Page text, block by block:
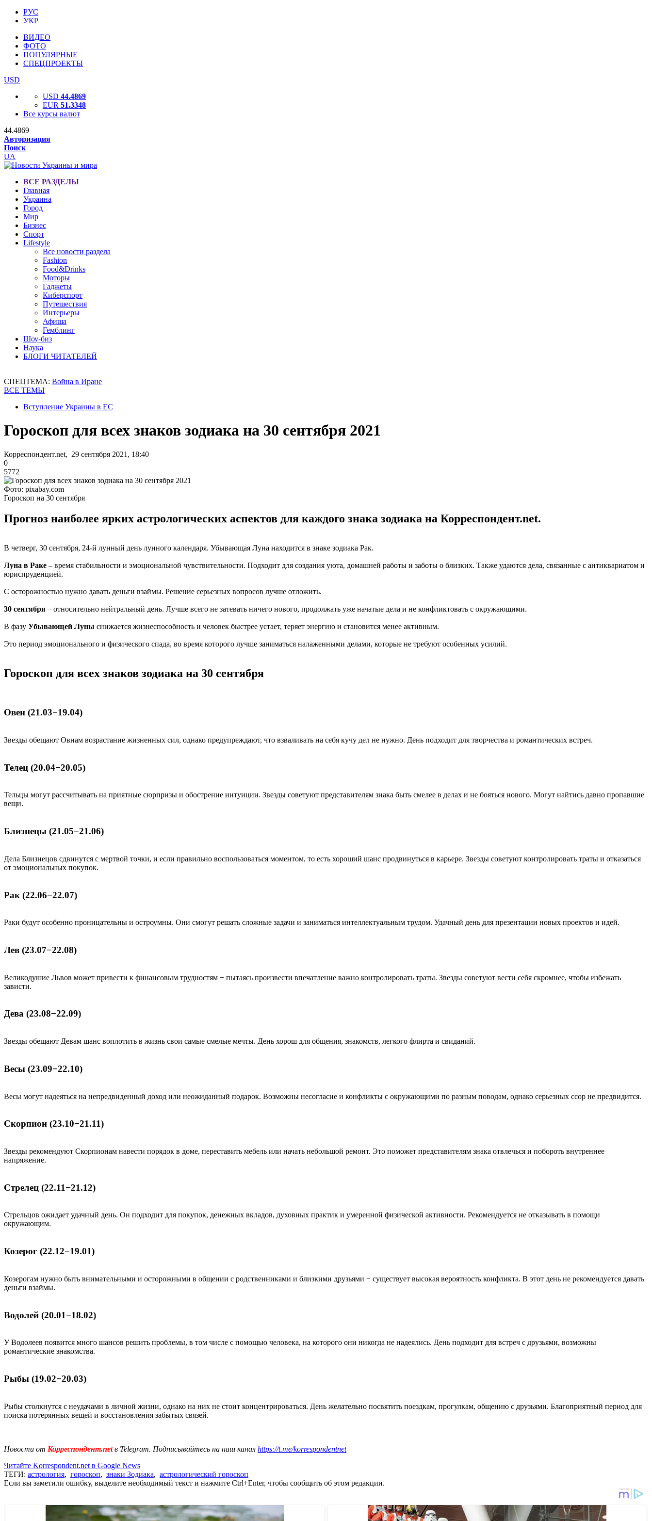
РУС
УКР
ВИДЕО
ФОТО
ПОПУЛЯРНЫЕ
СПЕЦПРОЕКТЫ
USD
USD 44.4869
EUR 51.3348
Все курсы валют
44.4869
Авторизация
Поиск
UA
ВСЕ РАЗДЕЛЫ
Главная
Украина
Город
Мир
Бизнес
Спорт
Lifestyle
Все новости раздела
Fashion
Food&Drinks
Моторы
Гаджеты
Киберспорт
Путешествия
Интерьеры
Афиша
Гемблинг
Шоу-биз
Наука
БЛОГИ ЧИТАТЕЛЕЙ
СПЕЦТЕМА: Война в Иране
ВСЕ ТЕМЫ
Вступление Украины в ЕС
Гороскоп для всех знаков зодиака на 30 сентября 2021
Корреспондент.net, 29 сентября 2021, 18:40
0
5772
Фото: pixabay.com
Гороскоп на 30 сентября
Прогноз наиболее ярких астрологических аспектов для каждого знака зодиака на Корреспондент.net.
В четверг, 30 сентября, 24-й лунный день лунного календаря. Убывающая Луна находится в знаке зодиака Рак.
Луна в Раке – время стабильности и эмоциональной чувствительности. Подходит для создания уюта, домашней работы и заботы о близких. Также удаются дела, связанные с антиквариатом и
юриспруденцией.
С осторожностью нужно давать деньги взаймы. Решение серьезных вопросов лучше отложить.
30 сентября – относительно нейтральный день. Лучше всего не затевать ничего нового, продолжать уже начатые дела и не конфликтовать с окружающими.
В фазу Убывающей Луны снижается жизнеспособность и человек быстрее устает, теряет энергию и становится менее активным.
Это период эмоционального и физического спада, во время которого лучше заниматься налаженными делами, которые не требуют особенных усилий.
Гороскоп для всех знаков зодиака на 30 сентября
Овен (21.03−19.04)
Звезды обещают Овнам возрастание жизненных сил, однако предупреждают, что взваливать на себя кучу дел не нужно. День подходит для творчества и романтических встреч.
Телец (20.04−20.05)
Тельцы могут рассчитывать на приятные сюрпризы и обострение интуиции. Звезды советуют представителям знака быть смелее в делах и не бояться нового. Могут найтись давно пропавшие
вещи.
Близнецы (21.05−21.06)
Дела Близнецов сдвинутся с мертвой точки, и если правильно воспользоваться моментом, то есть хороший шанс продвинуться в карьере. Звезды советуют контролировать траты и отказаться
от эмоциональных покупок.
Рак (22.06−22.07)
Раки будут особенно проницательны и остроумны. Они смогут решать сложные задачи и заниматься интеллектуальным трудом. Удачный день для презентации новых проектов и идей.
Лев (23.07−22.08)
Великодушие Львов может привести к финансовым трудностям − пытаясь произвести впечатление важно контролировать траты. Звезды советуют вести себя скромнее, чтобы избежать
зависти.
Дева (23.08−22.09)
Звезды обещают Девам шанс воплотить в жизнь свои самые смелые мечты. День хорош для общения, знакомств, легкого флирта и свиданий.
Весы (23.09−22.10)
Весы могут надеяться на непредвиденный доход или неожиданный подарок. Возможны несогласие и конфликты с окружающими по разным поводам, однако серьезных ссор не предвидится.
Скорпион (23.10−21.11)
Звезды рекомендуют Скорпионам навести порядок в доме, переставить мебель или начать небольшой ремонт. Это поможет представителям знака отвлечься и побороть внутреннее
напряжение.
Стрелец (22.11−21.12)
Стрельцов ожидает удачный день. Он подходит для покупок, денежных вкладов, духовных практик и умеренной физической активности. Рекомендуется не отказывать в помощи
окружающим.
Козерог (22.12−19.01)
Козерогам нужно быть внимательными и осторожными в общении с родственниками и близкими друзьями − существует высокая вероятность конфликта. В этот день не рекомендуется давать
деньги взаймы.
Водолей (20.01−18.02)
У Водолеев появится много шансов решить проблемы, в том числе с помощью человека, на которого они никогда не надеялись. День подходит для встреч с друзьями, возможны
романтические знакомства.
Рыбы (19.02−20.03)
Рыбы столкнутся с неудачами в личной жизни, однако на них не стоит концентрироваться. День желательно посвятить поездкам, прогулкам, общению с друзьями. Благоприятный период для
поиска потерянных вещей и восстановления забытых связей.
Новости от Корреспондент.netв Telegram. Подписывайтесь на наш канал https://t.me/korrespondentnet
Читайте Korrespondent.net в Google News
ТЕГИ: астрология, гороскоп, знаки Зодиака, астрологический гороскоп
Если вы заметили ошибку, выделите необходимый текст и нажмите Ctrl+Enter, чтобы сообщить об этом редакции.